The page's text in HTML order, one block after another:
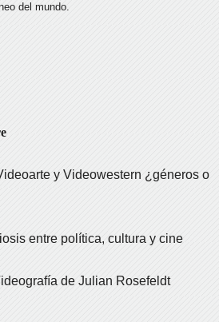
del mundo.
y Videowestern ¿géneros o
entre política, cultura y cine
de Julian Rosefeldt